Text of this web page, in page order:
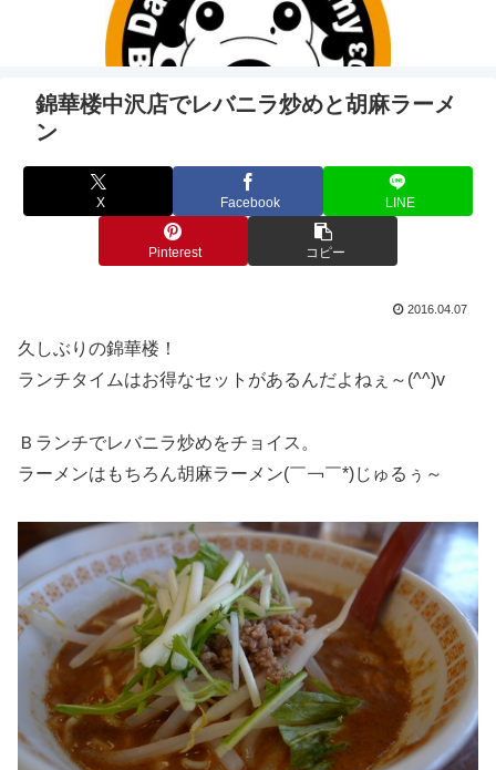
錦華楼中沢店でレバニラ炒めと胡麻ラーメ
ン
X Facebook LINE
Pinterest コピー
2016.04.07
久しぶりの錦華楼！
ランチタイムはお得なセットがあるんだよねぇ～(^^)v
Ｂランチでレバニラ炒めをチョイス。
ラーメンはもちろん胡麻ラーメン(￣￢￣*)じゅるぅ～